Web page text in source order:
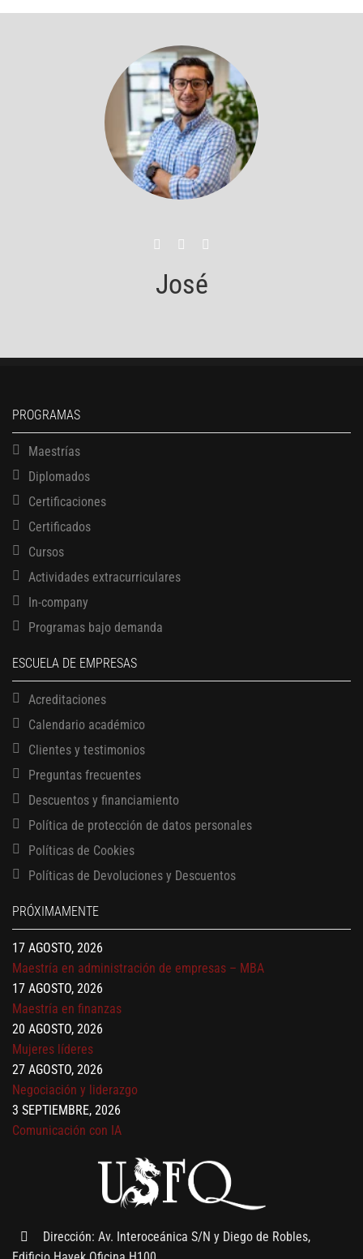
José
PROGRAMAS
Maestrías
Diplomados
Certificaciones
Certificados
Cursos
Actividades extracurriculares
In-company
Programas bajo demanda
ESCUELA DE EMPRESAS
Acreditaciones
Calendario académico
Clientes y testimonios
Preguntas frecuentes
Descuentos y financiamiento
Política de protección de datos personales
Políticas de Cookies
Políticas de Devoluciones y Descuentos
PRÓXIMAMENTE
13 AGOSTO, 2026
Finanzas para no financieros
Gerencia de empresas familiares
17 AGOSTO, 2026
Maestría en administración de empresas – MBA
17 AGOSTO, 2026
Maestría en finanzas
20 AGOSTO, 2026
Mujeres líderes
27 AGOSTO, 2026
Negociación y liderazgo
3 SEPTIEMBRE, 2026
Comunicación con IA
7 SEPTIEMBRE, 2026
Finanzas para no financieros
Dirección: Av. Interoceánica S/N y Diego de Robles,